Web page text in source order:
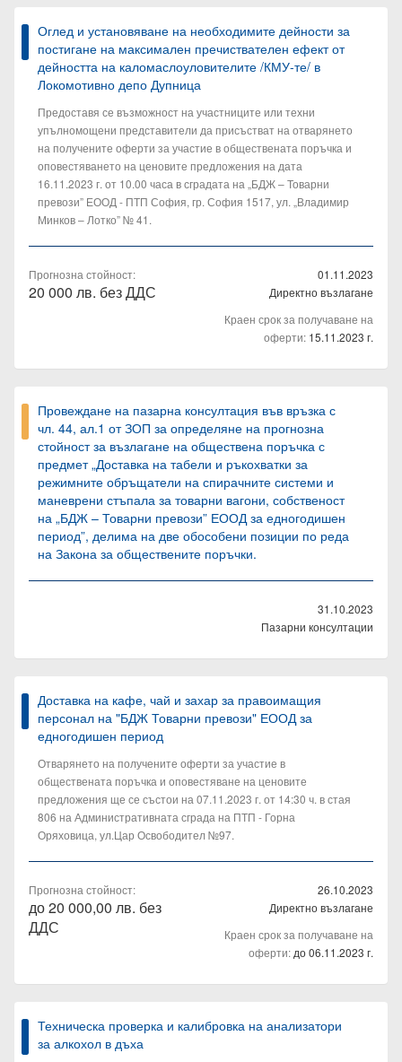
Оглед и установяване на необходимите дейности за
постигане на максимален пречиствателен ефект от
дейността на каломаслоуловителите /КМУ-те/ в
Локомотивно депо Дупница
Предоставя се възможност на участниците или техни
упълномощени представители да присъстват на отварянето
на получените оферти за участие в обществената поръчка и
оповестяването на ценовите предложения на дата
16.11.2023 г. от 10.00 часа в сградата на „БДЖ – Товарни
превози” ЕООД - ПТП София, гр. София 1517, ул. „Владимир
Минков – Лотко” № 41.
Прогнозна стойност:
20 000 лв. без ДДС
01.11.2023
Директно възлагане
Краен срок за получаване на
оферти: 15.11.2023 г.
Провеждане на пазарна консултация във връзка с
чл. 44, ал.1 от ЗОП за определяне на прогнозна
стойност за възлагане на обществена поръчка с
предмет „Доставка на табели и ръкохватки за
режимните обръщатели на спирачните системи и
маневрени стъпала за товарни вагони, собственост
на „БДЖ – Товарни превози” ЕООД за едногодишен
период”, делима на две обособени позиции по реда
на Закона за обществените поръчки.
31.10.2023
Пазарни консултации
Доставка на кафе, чай и захар за правоимащия
персонал на "БДЖ Товарни превози" ЕООД за
едногодишен период
Отварянето на получените оферти за участие в
обществената поръчка и оповестяване на ценовите
предложения ще се състои на 07.11.2023 г. от 14:30 ч. в стая
806 на Административната сграда на ПТП - Горна
Оряховица, ул.Цар Освободител №97.
Прогнозна стойност:
до 20 000,00 лв. без
ДДС
26.10.2023
Директно възлагане
Краен срок за получаване на
оферти: до 06.11.2023 г.
Техническа проверка и калибровка на анализатори
за алкохол в дъха